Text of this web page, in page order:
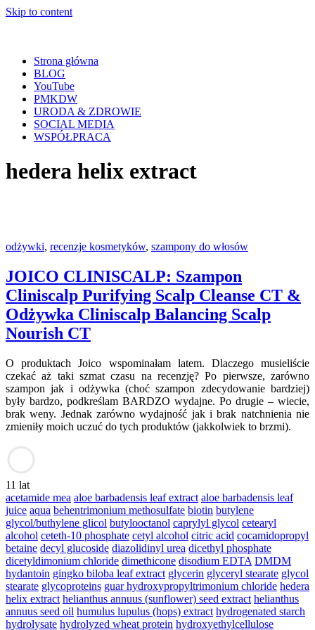
Skip to content
Strona główna
BLOG
YouTube
PMKDW
URODA & ZDROWIE
SOCIAL MEDIA
WSPÓŁPRACA
hedera helix extract
odżywki, recenzje kosmetyków, szampony do włosów
JOICO CLINISCALP: Szampon
Cliniscalp Purifying Scalp Cleanse CT &
Odżywka Cliniscalp Balancing Scalp
Nourish CT
O produktach Joico wspominałam latem. Dlaczego musieliście
czekać aż taki szmat czasu na recenzję? Po pierwsze, zarówno
szampon jak i odżywka (choć szampon zdecydowanie bardziej)
były bardzo, podkreślam BARDZO wydajne. Po drugie – wiecie,
brak weny. Jednak zarówno wydajność jak i brak natchnienia nie
zmieniły moich uczuć do tych produktów (jakkolwiek to brzmi).
11 lat
acetamide mea aloe barbadensis leaf extract aloe barbadensis leaf
juice aqua behentrimonium methosulfate biotin butylene
glycol/buthylene glicol butylooctanol caprylyl glycol cetearyl
alcohol ceteth-10 phosphate cetyl alcohol citric acid cocamidopropyl
betaine decyl glucoside diazolidinyl urea dicethyl phosphate
dicetyldimonium chloride dimethicone disodium EDTA DMDM
hydantoin gingko biloba leaf extract glycerin glyceryl stearate glycol
stearate glycoproteins guar hydroxypropyltrimonium chloride hedera
helix extract helianthus annuus (sunflower) seed extract helianthus
annuus seed oil humulus lupulus (hops) extract hydrogenated starch
hydrolysate hydrolyzed wheat protein hydroxyethylcellulose